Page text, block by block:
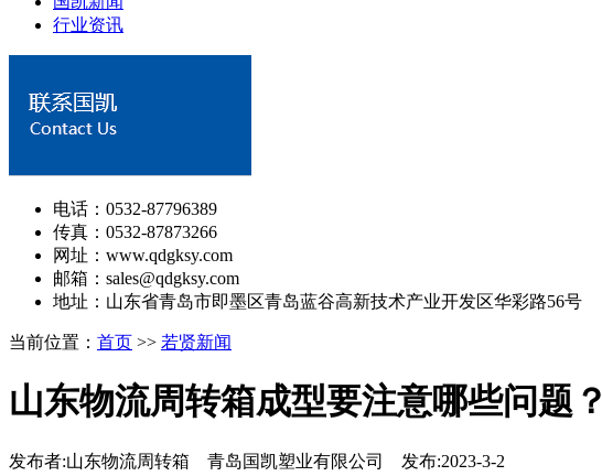
行业资讯
电话：0532-87796389
传真：0532-87873266
网址：www.qdgksy.com
邮箱：sales@qdgksy.com
地址：山东省青岛市即墨区青岛蓝谷高新技术产业开发区华彩路56号
当前位置： 首页 >> 若贤新闻
山东物流周转箱成型要注意哪些问题？
发布者:山东物流周转箱 青岛国凯塑业有限公司 发布:2023-3-2